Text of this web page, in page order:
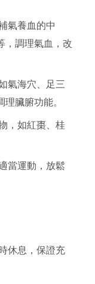
氣養血的中
，調理氣血，改
氣海穴、足三
臟腑功能。
，如紅棗、桂
當運動，放鬆
休息，保證充